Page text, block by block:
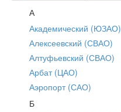
А
Академический (ЮЗАО)
Алексеевский (СВАО)
Алтуфьевский (СВАО)
Арбат (ЦАО)
Аэропорт (САО)
Б